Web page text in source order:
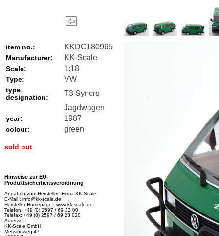
item no.: KKDC180965
Manufacturer: KK-Scale
Scale: 1:18
Type: VW
type
designation:
T3 Syncro
Jagdwagen
year: 1987
colour: green
sold out
Hinweise zur EU-
Produktsicherheitsverordnung
Angaben zum Hersteller: Firma KK-Scale
E-Mail : info@kk-scale.de
Hersteller Homepage : www.kk-scale.de
Telefon: +49 (0) 2597 / 69 23 00
Telefax: +49 (0) 2597 / 69 23 020
Adresse :
KK-Scale GmbH
Messingweg 47